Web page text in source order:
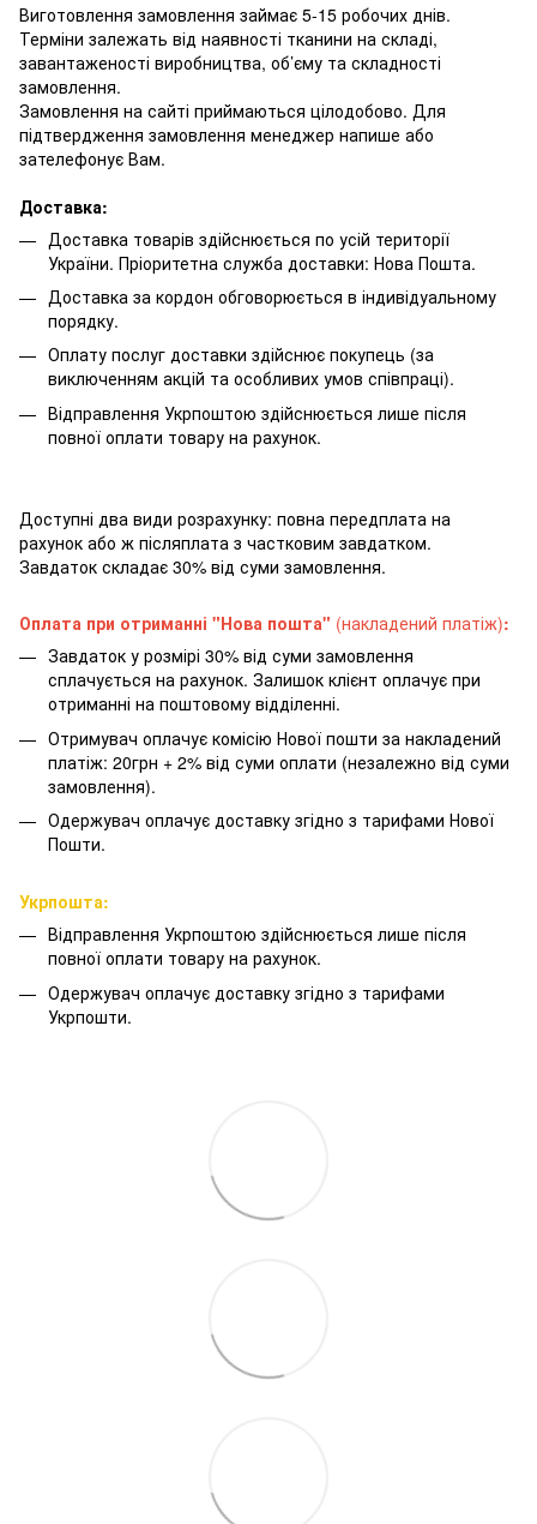
Виготовлення замовлення займає 5-15 робочих днів.
Терміни залежать від наявності тканини на складі,
завантаженості виробництва, об’єму та складності
замовлення.
Замовлення на сайті приймаються цілодобово. Для
підтвердження замовлення менеджер напише або
зателефонує Вам.
Доставка:
Доставка товарів здійснюється по усій території
України. Пріоритетна служба доставки: Нова Пошта.
Доставка за кордон обговорюється в індивідуальному
порядку.
Оплату послуг доставки здійснює покупець (за
виключенням акцій та особливих умов співпраці).
Відправлення Укрпоштою здійснюється лише після
повної оплати товару на рахунок.
Доступні два види розрахунку: повна передплата на
рахунок або ж післяплата з частковим завдатком.
Завдаток складає 30% від суми замовлення.
Оплата при отриманні "Нова пошта" (накладений платіж):
Завдаток у розмірі 30% від суми замовлення
сплачується на рахунок. Залишок клієнт оплачує при
отриманні на поштовому відділенні.
Отримувач оплачує комісію Нової пошти за накладений
платіж: 20грн + 2% від суми оплати (незалежно від суми
замовлення).
Одержувач оплачує доставку згідно з тарифами Нової
Пошти.
Укрпошта:
Відправлення Укрпоштою здійснюється лише після
повної оплати товару на рахунок.
Одержувач оплачує доставку згідно з тарифами
Укрпошти.